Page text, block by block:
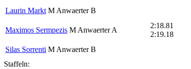
Laurin Markt M Anwaerter B
Maximos Sermpezis M Anwaerter A
2:18.81
2:19.18
Silas Sorrenti M Anwaerter B
Staffeln: